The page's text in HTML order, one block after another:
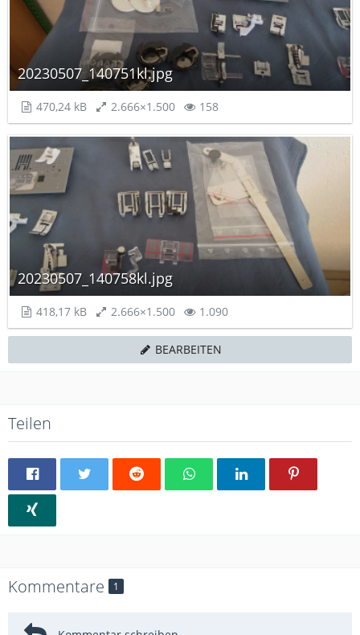
20230507_140751kl.jpg
470,24 kB 2.666×1.500 158
20230507_140758kl.jpg
418,17 kB 2.666×1.500 1.090
BEARBEITEN
Teilen
Kommentare 1